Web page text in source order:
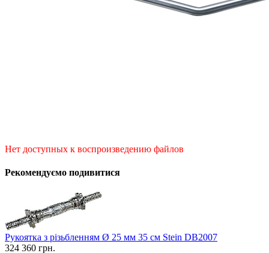
Нет доступных к воспроизведению файлов
Рекомендуємо подивитися
Рукоятка з різьбленням Ø 25 мм 35 см Stein DB2007
324 360 грн.